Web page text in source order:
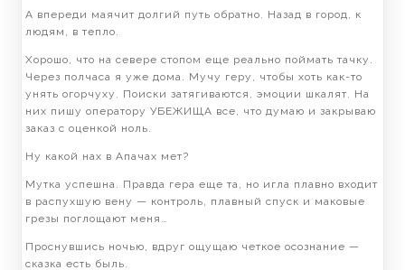
А впереди маячит долгий путь обратно. Назад в город, к
людям, в тепло.
Хорошо, что на севере стопом еще реально поймать тачку.
Через полчаса я уже дома. Мучу геру, чтобы хоть как-то
унять огорчуху. Поиски затягиваются, эмоции шкалят. На
них пишу оператору УБЕЖИЩА все, что думаю и закрываю
заказ с оценкой ноль.
Ну какой нах в Апачах мет?
Мутка успешна. Правда гера еще та, но игла плавно входит
в распухшую вену — контроль, плавный спуск и маковые
грезы поглощают меня…
Проснувшись ночью, вдруг ощущаю четкое осознание —
сказка есть быль.